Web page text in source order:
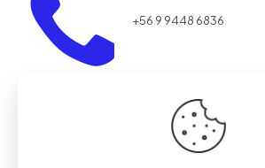
+56 9 9448 6836